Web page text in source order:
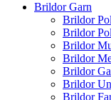
Brildor Garn
Brildor
Brildor
Brildor
Brildor
Brildor
Brildor
Brildor